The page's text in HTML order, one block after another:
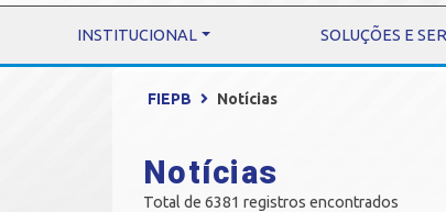
INSTITUCIONAL SOLUÇÕES E
FIEPB Notícias
Notícias
Total de 6381 registros encontrados